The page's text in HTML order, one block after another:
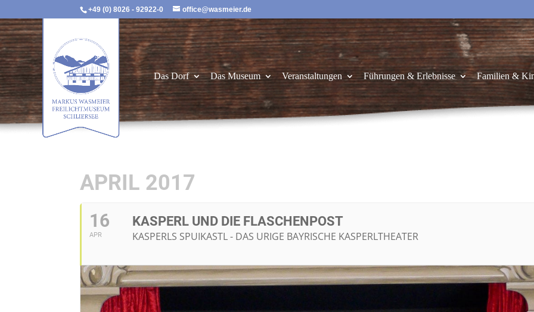
+49 (0) 8026 - 92922-0 office@wasmeier.de
Das Dorf Das Museum Veranstaltungen Führungen & Erlebnisse Familien &
APRIL 2017
16
APR
KASPERL UND DIE FLASCHENPOST
KASPERLS SPUIKASTL - DAS URIGE BAYRISCHE KASPERLTHEATER